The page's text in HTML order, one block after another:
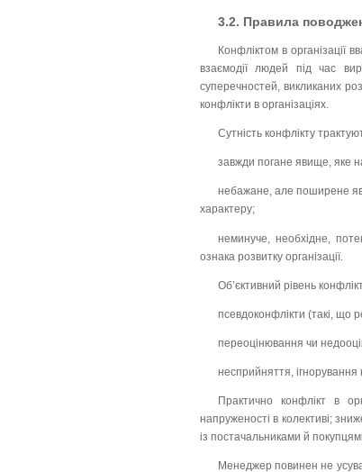
3.2. Правила
Конфліктом в організації
взаємодії людей під час
суперечностей, викликаних
конфлікти в організаціях.
Сутність конфлікту
завжди погане явище, яке
небажане, але поширене
характеру;
неминуче, необхідне,
ознака розвитку організації.
Об’єктивний рівень
псевдоконфлікти (такі, що
переоцінювання чи
несприйняття, ігнорування
Практично конфлікт в
напруженості в колективі;
із постачальниками й
Менеджер повинен не